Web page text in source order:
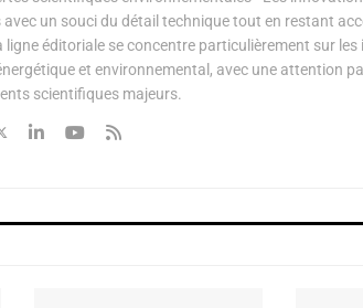
avec un souci du détail technique tout en restant
ligne éditoriale se concentre particulièrement sur
et environnemental, avec une attention
scientifiques majeurs.